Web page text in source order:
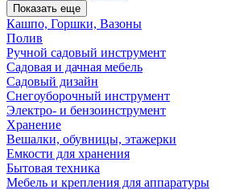
Показать еще
Кашпо, Горшки, Вазоны
Полив
Ручной садовый инструмент
Садовая и дачная мебель
Садовый дизайн
Снегоуборочный инструмент
Электро- и бензоинструмент
Хранение
Вешалки, обувницы, этажерки
Емкости для хранения
Бытовая техника
Мебель и крепления для аппаратуры